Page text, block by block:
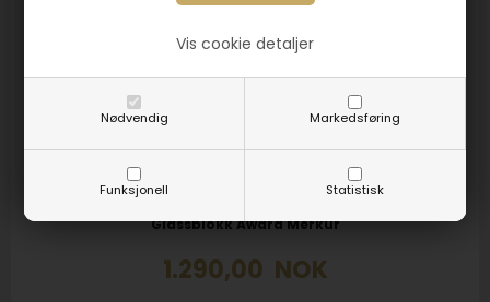
Nødvendig Markedsføring
Funksjonell Statistisk
Vis cookie detaljer
Glassblokk Award Merkur
1.290,00 NOK